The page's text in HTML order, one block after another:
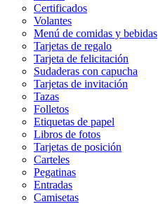
Certificados
Volantes
Menú de comidas y bebidas
Tarjetas de regalo
Tarjeta de felicitación
Sudaderas con capucha
Tarjetas de invitación
Tazas
Folletos
Etiquetas de papel
Libros de fotos
Tarjetas de posición
Carteles
Pegatinas
Entradas
Camisetas